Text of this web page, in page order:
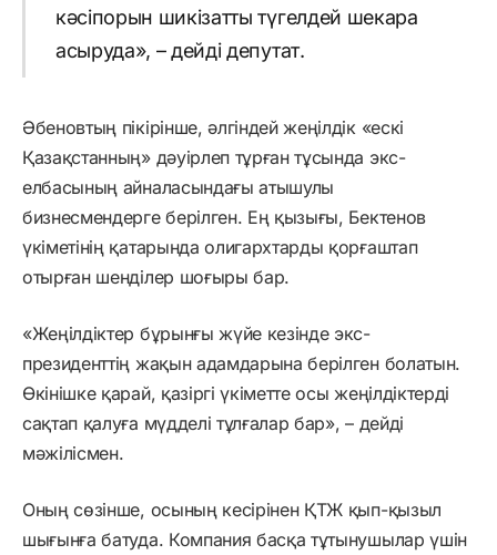
кәсіпорын шикізатты түгелдей шекара
асыруда», – дейді депутат.
Әбеновтың пікірінше, әлгіндей жеңілдік «ескі
Қазақстанның» дәуірлеп тұрған тұсында экс-
елбасының айналасындағы атышулы
бизнесмендерге берілген. Ең қызығы, Бектенов
үкіметінің қатарында олигархтарды қорғаштап
отырған шенділер шоғыры бар.
«Жеңілдіктер бұрынғы жүйе кезінде экс-
президенттің жақын адамдарына берілген болатын.
Өкінішке қарай, қазіргі үкіметте осы жеңілдіктерді
сақтап қалуға мүдделі тұлғалар бар», – дейді
мәжілісмен.
Оның сөзінше, осының кесірінен ҚТЖ қып-қызыл
шығынға батуда. Компания басқа тұтынушылар үшін